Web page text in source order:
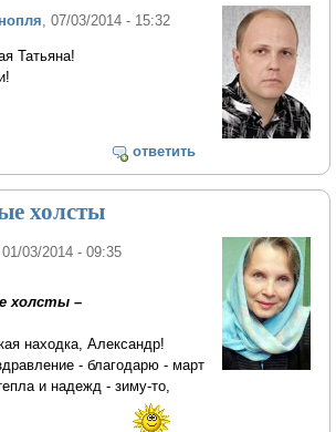
, 07/03/2014 - 15:32
Татьяна!
ответить
холсты
03/2014 - 09:35
холсты –
находка, Александр!
- благодарю - март
и надежд - зиму-то,